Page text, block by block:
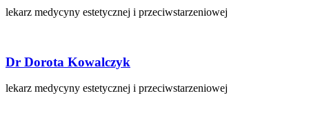
lekarz medycyny estetycznej i przeciwstarzeniowej
Dr Dorota Kowalczyk
lekarz medycyny estetycznej i przeciwstarzeniowej